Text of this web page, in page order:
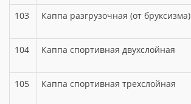
103 Каппа разгрузочная (от бруксизма)
104 Каппа спортивная двухслойная
105 Каппа спортивная трехслойная